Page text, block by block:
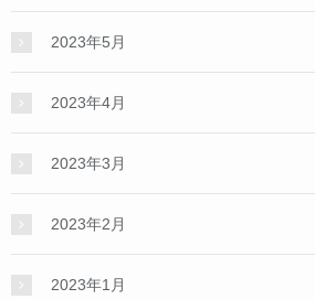
2023年5月
2023年4月
2023年3月
2023年2月
2023年1月